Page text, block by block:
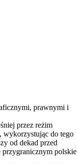
prawnymi i
przez reżim
wykorzystując do tego
od dekad przed
przygranicznym polskie